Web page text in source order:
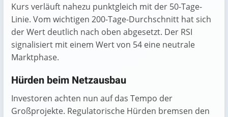
Kurs verläuft nahezu punktgleich mit der 50-Tage-
Linie. Vom wichtigen 200-Tage-Durchschnitt hat sich
der Wert deutlich nach oben abgesetzt. Der RSI
signalisiert mit einem Wert von 54 eine neutrale
Marktphase.
Hürden beim Netzausbau
Investoren achten nun auf das Tempo der
Großprojekte. Regulatorische Hürden bremsen den